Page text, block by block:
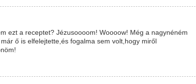
ezt a receptet? Jézusoooom! Woooow! Még a nagynéném
ő is elfelejtette,és fogalma sem volt,hogy miről